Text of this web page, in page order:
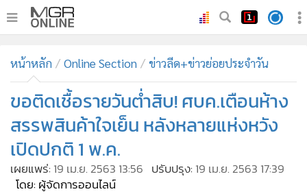
ทันเหตุการณ์
• ภาคใต้
• บันเทิง
ผู้จัดการรายวัน
หน้าหลัก Online Section ข่าวลีด+ข่าวย่อยประจำวัน
ขอติดเชื้อรายวันต่ำสิบ! ศบค.เตือนห้าง
สรรพสินค้าใจเย็น หลังหลายแห่งหวัง
เปิดปกติ 1 พ.ค.
เผยแพร่: 19 เม.ย. 2563 13:56 ปรับปรุง: 19 เม.ย. 2563 17:39
โดย: ผู้จัดการออนไลน์